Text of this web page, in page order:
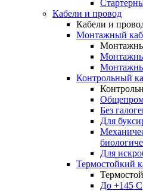
Кабели и провод
Кабели и
Монтажный
Контрольный
Без
Для
Для
Термостойкий
До +145 С